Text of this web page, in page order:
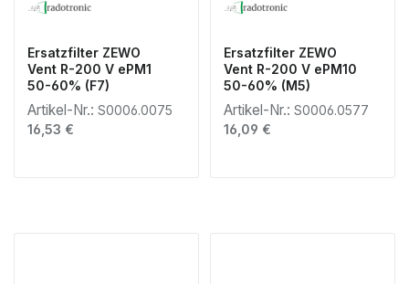
Ersatzfilter ZEWO
Vent R-200 V ePM1
50-60% (F7)
Artikel-Nr.: S0006.0075
Regulärer Preis:
16,53 €
Ersatzfilter ZEWO
Vent R-200 V ePM10
50-60% (M5)
Artikel-Nr.: S0006.0577
Regulärer Preis:
16,09 €